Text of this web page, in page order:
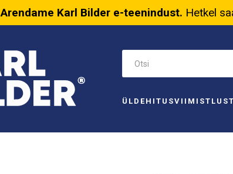
Arendame Karl Bilder e-teenindust. Hetkel
ÜLDEHITUSVIIMISTLUS